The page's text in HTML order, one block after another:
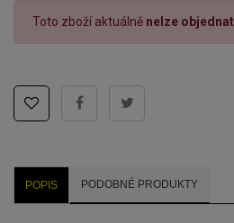
Toto zboží aktuálně nelze objednat
POPIS PODOBNÉ PRODUKTY